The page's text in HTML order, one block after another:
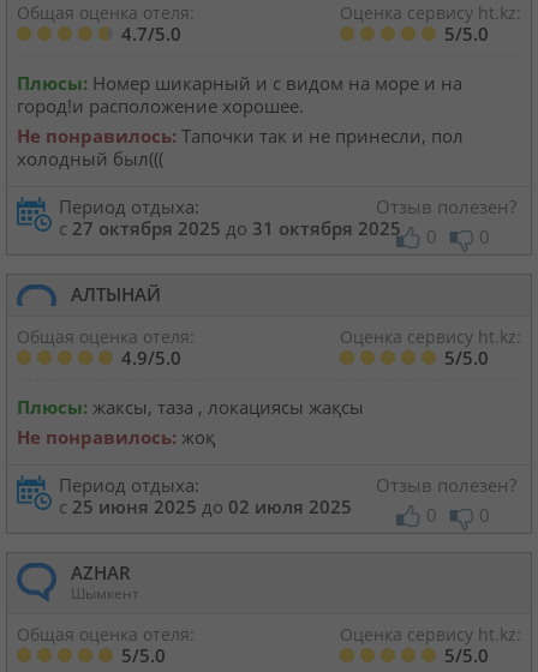
Общая оценка отеля:
4.7/5.0
Оценка сервису ht.kz:
5/5.0
Плюсы: Номер шикарный и с видом на море и на
город!и расположение хорошее.
Не понравилось: Тапочки так и не принесли, пол
холодный был(((
Период отдыха:
с 27 октября 2025 до 31 октября 2025
Отзыв полезен?
0
0
АЛТЫНАЙ
Общая оценка отеля:
4.9/5.0
Оценка сервису ht.kz:
5/5.0
Плюсы: жаксы, таза , локациясы жақсы
Не понравилось: жоқ
Период отдыха:
с 25 июня 2025 до 02 июля 2025
Отзыв полезен?
0
0
AZHAR
Шымкент
Общая оценка отеля:
5/5.0
Оценка сервису ht.kz:
5/5.0